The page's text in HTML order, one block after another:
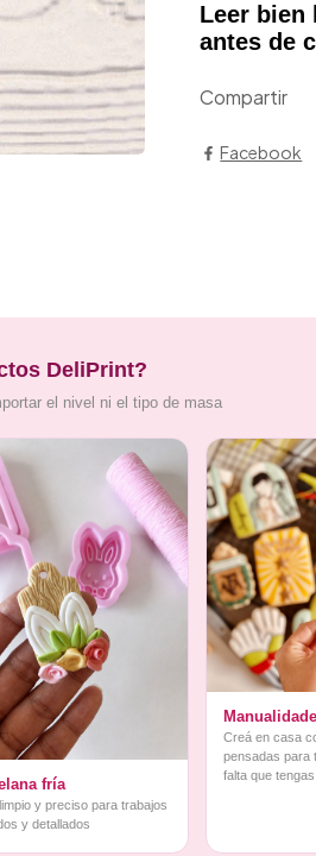
Leer bien
antes de
Compartir
Facebook
DeliPrint?
el nivel ni el tipo de masa
fría
y preciso para trabajos
y detallados
Creá en casa
pensadas para
falta que